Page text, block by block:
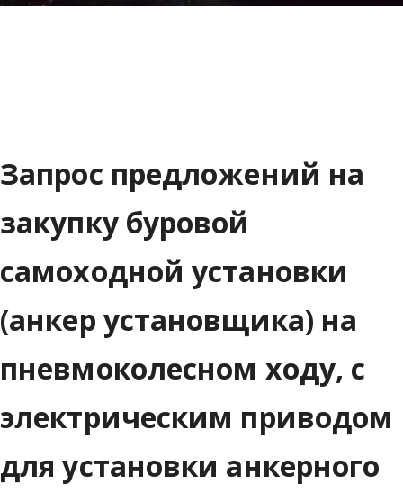
Запрос предложений на
закупку буровой
самоходной установки
(анкер установщика) на
пневмоколесном ходу, с
электрическим приводом
для установки анкерного